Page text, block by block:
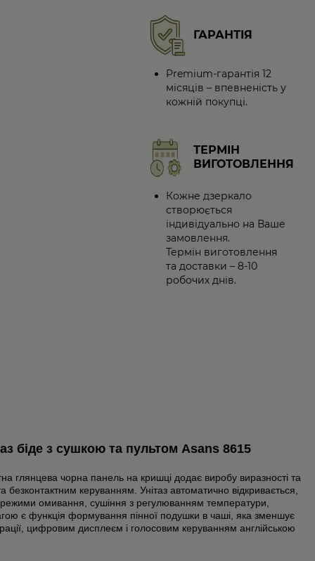
ГАРАНТІЯ
Premium-гарантія 12
місяців – впевненість у
кожній покупці.
ТЕРМІН
ВИГОТОВЛЕННЯ
Кожне дзеркало
створюється
індивідуально на Ваше
замовлення.
Термін виготовлення
та доставки – 8-10
робочих днів.
біде з сушкою та пультом Asans 8615
глянцева чорна панель на кришці додає виробу виразності та
керуванням. Унітаз автоматично відкривається,
режими омивання, сушіння з регулюванням температури,
є функція формування пінної подушки в чаші, яка зменшує
цифровим дисплеєм і голосовим керуванням англійською